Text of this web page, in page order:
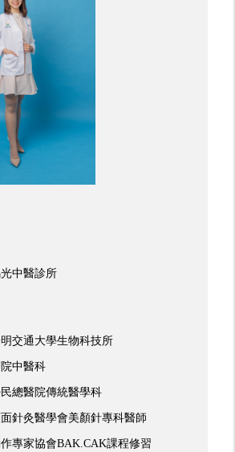
中醫診所
交通大學生物科技所
中醫科
總醫院傳統醫學科
針灸醫學會美顏針專科醫師
專家協會BAK.CAK課程修習